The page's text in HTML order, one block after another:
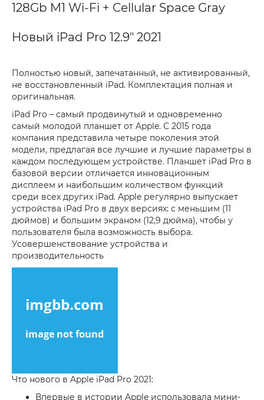
128Gb M1 Wi-Fi + Cellular Space Gray
Новый iPad Pro 12.9" 2021
Полностью новый, запечатанный, не активированный,
не восстановленный iPad. Комплектация полная и
оригинальная.
iPad Pro – самый продвинутый и одновременно
самый молодой планшет от Apple. С 2015 года
компания представила четыре поколения этой
модели, предлагая все лучшие и лучшие параметры в
каждом последующем устройстве. Планшет iPad Pro в
базовой версии отличается инновационным
дисплеем и наибольшим количеством функций
среди всех других iPad. Apple регулярно выпускает
устройства iPad Pro в двух версиях: с меньшим (11
дюймов) и большим экраном (12,9 дюйма), чтобы у
пользователя была возможность выбора.
Усовершенствование устройства и
производительность
Что нового в Apple iPad Pro 2021:
Впервые в истории Apple использовала мини-